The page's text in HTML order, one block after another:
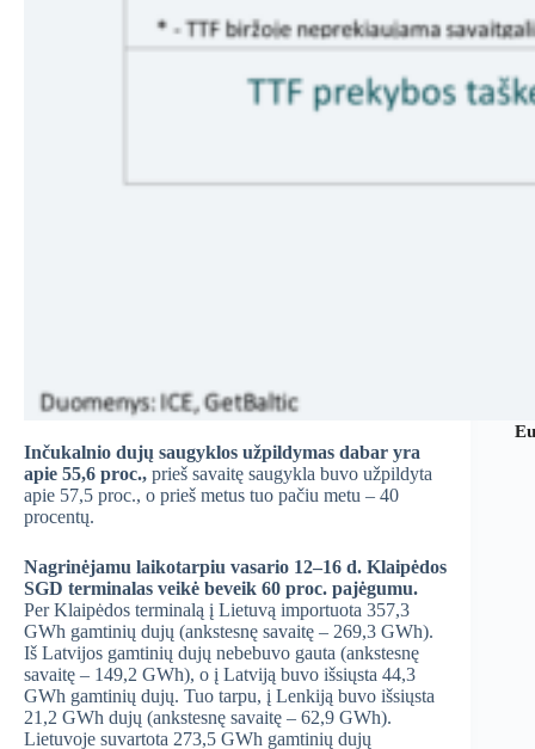
Inčukalnio dujų saugyklos užpildymas dabar yra
apie 55,6 proc., prieš savaitę saugykla buvo užpildyta
apie 57,5 proc., o prieš metus tuo pačiu metu – 40
procentų.
Nagrinėjamu laikotarpiu vasario 12–16 d. Klaipėdos
SGD terminalas veikė beveik 60 proc. pajėgumu.
Per Klaipėdos terminalą į Lietuvą importuota 357,3
GWh gamtinių dujų (ankstesnę savaitę – 269,3 GWh).
Iš Latvijos gamtinių dujų nebebuvo gauta (ankstesnę
savaitę – 149,2 GWh), o į Latviją buvo išsiųsta 44,3
GWh gamtinių dujų. Tuo tarpu, į Lenkiją buvo išsiųsta
21,2 GWh dujų (ankstesnę savaitę – 62,9 GWh).
Lietuvoje suvartota 273,5 GWh gamtinių dujų